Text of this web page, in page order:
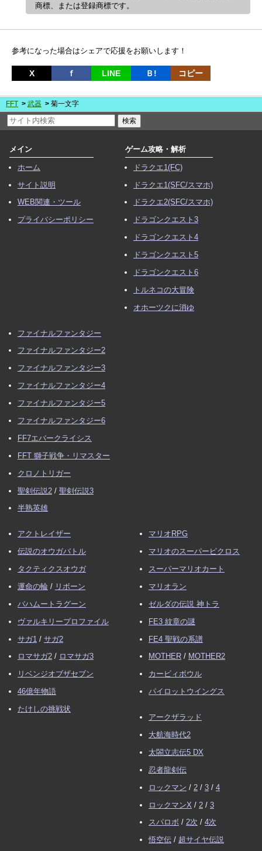
商標、または登録商標です。
参考になった場合はシェアで応援をお願いします！
X ｆ LINE Ｂ! コピー
FFT 武器 菊一文字
メイン
ホーム
サイト説明
WEB関連・ツール
プライバシーポリシー
ゲーム攻略・解析
ドラクエ1(FC)
ドラクエ1(SFC/スマホ)
ドラクエ2(SFC/スマホ)
ドラゴンクエスト3
ドラゴンクエスト4
ドラゴンクエスト5
ドラゴンクエスト6
トルネコの大冒険
オホーツクに消ゆ
ファイナルファンタジー
ファイナルファンタジー2
ファイナルファンタジー3
ファイナルファンタジー4
ファイナルファンタジー5
ファイナルファンタジー6
FF7エバークライシス
FFT 獅子戦争・リマスター
クロノトリガー
聖剣伝説2 / 聖剣伝説3
半熟英雄
アクトレイザー
伝説のオウガバトル
タクティクスオウガ
運命の輪 / リボーン
バハムートラグーン
ヴァルキリープロファイル
サガ1 / サガ2
ロマサガ2 / ロマサガ3
リベンジオブザセブン
46億年物語
たけしの挑戦状
マリオRPG
マリオのスーパーピクロス
スーパーマリオカート
マリオラン
ゼルダの伝説 神トラ
FE3 紋章の謎
FE4 聖戦の系譜
MOTHER / MOTHER2
カービィボウル
パイロットウイングス
アークザラッド
大航海時代2
太閤立志伝5 DX
忍者龍剣伝
ロックマン / 2 / 3 / 4
ロックマンX / 2 / 3
スパロボ / 2次 / 4次
悟空伝 / 超サイヤ伝説